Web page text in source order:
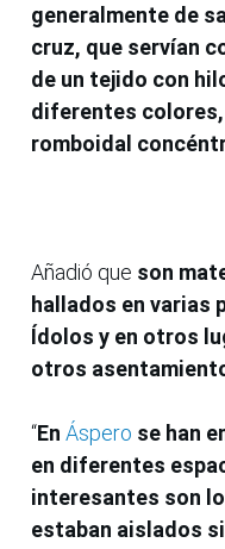
generalmente de
cruz, que servían
de un tejido con
diferentes colores,
romboidal
Añadió que son
hallados en varias
Ídolos y en otros
otros
“En Áspero se han
en diferentes
interesantes son
estaban aislados